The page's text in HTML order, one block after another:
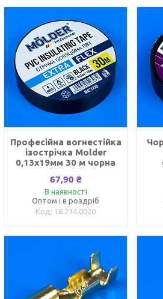
Професійна вогнестійка
ізострічка Molder
0,13х19мм 30 м чорна
67,90 ₴
В наявності
Оптом і в роздріб
16.234.0020